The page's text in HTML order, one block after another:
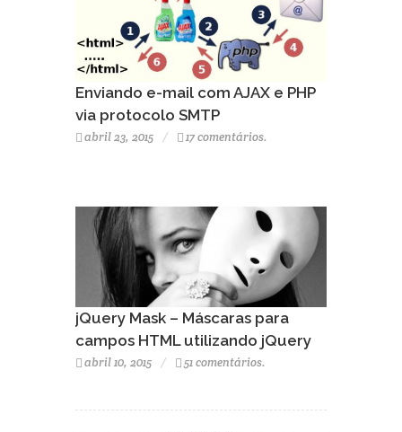
Enviando e-mail com AJAX e PHP
via protocolo SMTP
abril 23, 2015 17 comentários.
jQuery Mask – Máscaras para
campos HTML utilizando jQuery
abril 10, 2015 51 comentários.